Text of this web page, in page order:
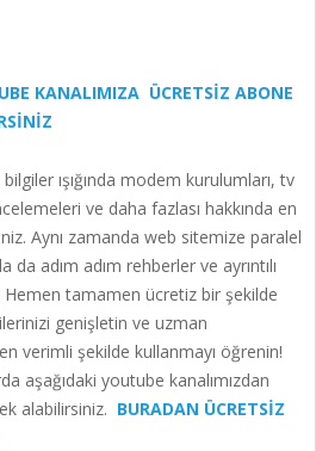
KANALIMIZA ÜCRETSİZ ABONE
ışığında modem kurulumları, tv
ve daha fazlası hakkında en
Aynı zamanda web sitemize paralel
da adım adım rehberler ve ayrıntılı
tamamen ücretiz bir şekilde
genişletin ve uzman
verimli şekilde kullanmayı öğrenin!
aşağıdaki youtube kanalımızdan
alabilirsiniz. BURADAN ÜCRETSİZ